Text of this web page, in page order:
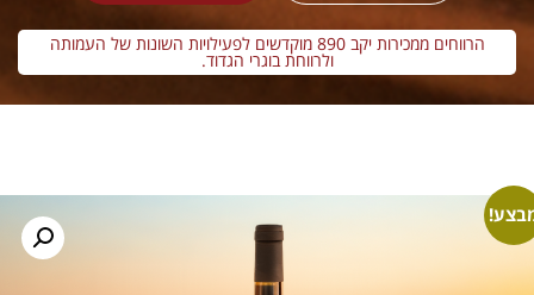
הרווחים ממכירות יקב 890 מוקדשים לפעילויות השונות של העמותה
ולרווחת בוגרי הגדוד.